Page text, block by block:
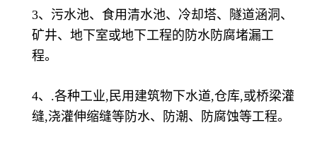
3、污水池、食用清水池、冷却塔、隧道涵洞、
矿井、地下室或地下工程的防水防腐堵漏工
程。
4、.各种工业,民用建筑物下水道,仓库,或桥梁灌
缝,浇灌伸缩缝等防水、防潮、防腐蚀等工程。